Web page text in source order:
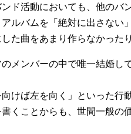
ド活動においても、他のバ
ルバムを「絶対に出さない
た曲をあまり作らなかった
メンバーの中で唯一結婚し
けば左を向く」といった行
くことからも、世間一般の